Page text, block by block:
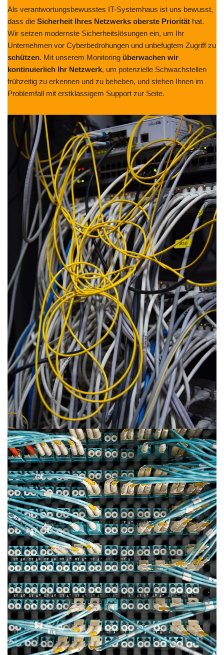
Als verantwortungsbewusstes IT-Systemhaus ist uns bewusst,
dass die Sicherheit Ihres Netzwerks oberste Priorität hat.
Wir setzen modernste Sicherheitslösungen ein, um Ihr
Unternehmen vor Cyberbedrohungen und unbefugtem Zugriff zu
schützen. Mit unserem Monitoring überwachen wir
kontinuierlich Ihr Netzwerk, um potenzielle Schwachstellen
frühzeitig zu erkennen und zu beheben, und stehen Ihnen im
Problemfall mit erstklassigem Support zur Seite.